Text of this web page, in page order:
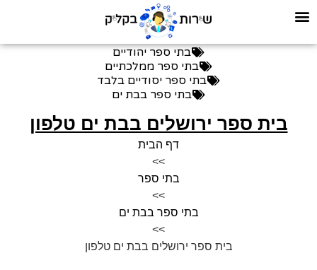
בתי ספר יהודיים
בתי ספר ממלכתיים
בתי ספר יסודיים בלבד
בתי ספר בבת ים
בית ספר ירושלים בבת ים טלפון
דף הבית
>>
בתי ספר
>>
בתי ספר בבת ים
>>
בית ספר ירושלים בבת ים טלפון